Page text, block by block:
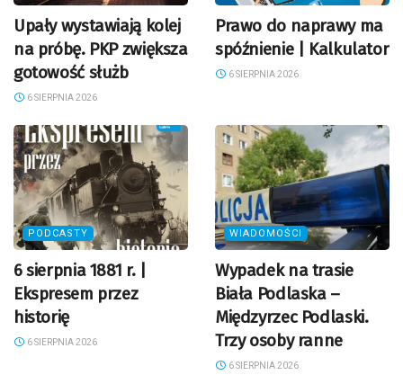
Upały wystawiają kolej
na próbę. PKP zwiększa
gotowość służb
6 SIERPNIA 2026
Prawo do naprawy ma
spóźnienie | Kalkulator
6 SIERPNIA 2026
PODCASTY
6 sierpnia 1881 r. |
Ekspresem przez
historię
6 SIERPNIA 2026
WIADOMOŚCI
Wypadek na trasie
Biała Podlaska –
Międzyrzec Podlaski.
Trzy osoby ranne
6 SIERPNIA 2026